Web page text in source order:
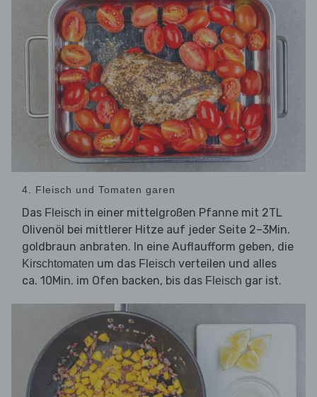
4. Fleisch und Tomaten garen
Das Fleisch in einer mittelgroßen Pfanne mit 2TL
Olivenöl bei mittlerer Hitze auf jeder Seite 2–3Min.
goldbraun anbraten. In eine Auflaufform geben, die
Kirschtomaten um das Fleisch verteilen und alles
ca. 10Min. im Ofen backen, bis das Fleisch gar ist.